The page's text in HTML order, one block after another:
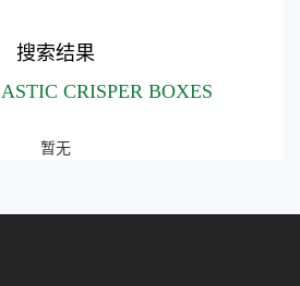
搜索结果
CRISPER BOXES
暂无